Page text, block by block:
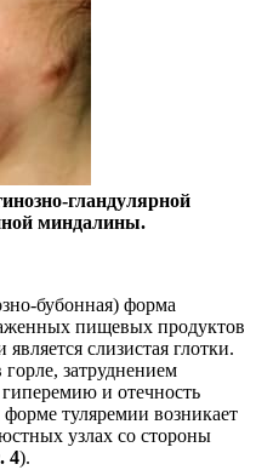
гландулярной
миндалины.
бубонная) форма
пищевых продуктов
слизистая глотки.
затруднением
и отечность
туляремии возникает
узлах со стороны
4).